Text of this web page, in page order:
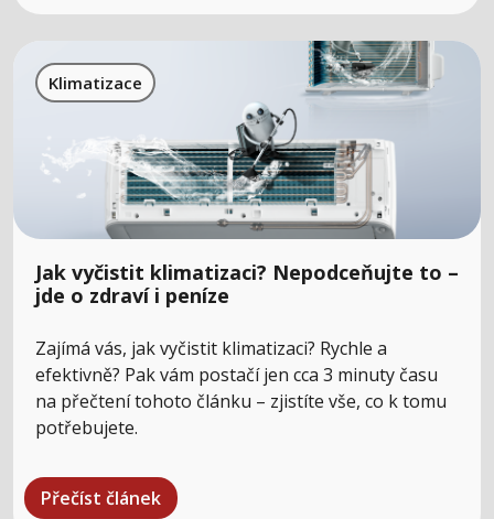
Klimatizace
Jak vyčistit klimatizaci? Nepodceňujte to –
jde o zdraví i peníze
Zajímá vás, jak vyčistit klimatizaci? Rychle a
efektivně? Pak vám postačí jen cca 3 minuty času
na přečtení tohoto článku – zjistíte vše, co k tomu
potřebujete.
Přečíst článek